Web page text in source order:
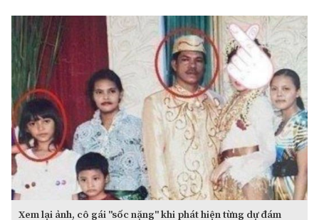
Xem lại ảnh, cô gái "sốc nặng" khi phát hiện từng dự đám